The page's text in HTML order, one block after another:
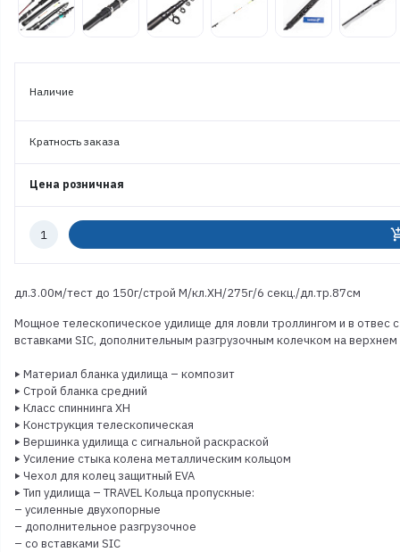
Наличие
Кратность заказа
Цена розничная
Количество
дл.3.00м/тест до 150г/строй M/кл.XH/275г/6 секц./дл.тр.87см
Мощное телескопическое удилище для ловли троллингом и в отвес
вставками SIC, дополнительным разгрузочным колечком на
‣ Материал бланка удилища – композит
‣ Строй бланка средний
‣ Класс спиннинга XH
‣ Конструкция телескопическая
‣ Вершинка удилища с сигнальной раскраской
‣ Усиление стыка колена металлическим кольцом
‣ Чехол для колец защитный EVA
‣ Тип удилища – TRAVEL Кольца пропускные:
– усиленные двухопорные
– дополнительное разгрузочное
– со вставками SIC